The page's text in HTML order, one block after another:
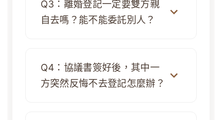
Q3：離婚登記一定要雙方親
自去嗎？能不能委託別人？
Q4：協議書簽好後，其中一
方突然反悔不去登記怎麼辦？